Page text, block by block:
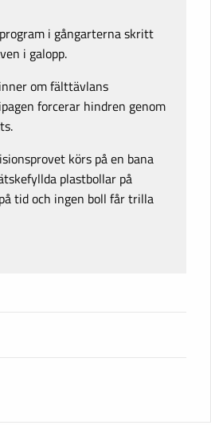
i gångarterna skritt
i galopp.
om fälttävlans
forcerar hindren genom
körs på en bana
plastbollar på
tid och ingen boll får trilla